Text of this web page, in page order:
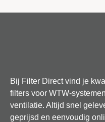
Bij Filter Direct vind je
filters voor WTW-
ventilatie. Altijd snel
geprijsd en eenvoudig